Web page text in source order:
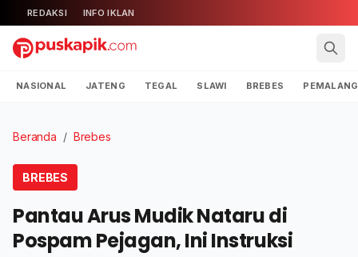
REDAKSI INFO IKLAN
NASIONAL JATENG TEGAL SLAWI BREBES PEMALANG
Beranda / Brebes
BREBES
Pantau Arus Mudik Nataru di
Pospam Pejagan, Ini Instruksi